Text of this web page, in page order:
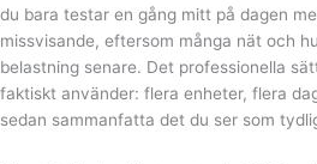
du bara testar en gång mitt på dagen
missvisande, eftersom många nät och
belastning senare. Det professionella
faktiskt använder: flera enheter, flera
sedan sammanfatta det du ser som